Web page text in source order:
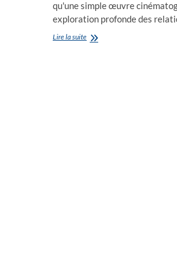
qu'une simple œuvre
exploration profonde des
Lire la suiteHISTOIRES